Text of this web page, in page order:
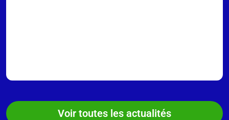
Voir toutes les actualités